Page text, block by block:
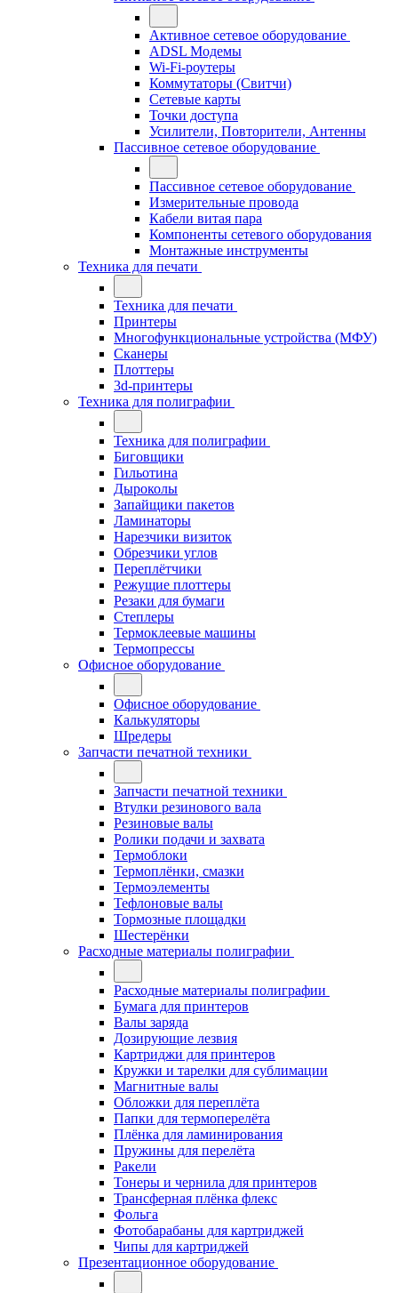
Активное сетевое оборудование
ADSL Модемы
Wi-Fi-роутеры
Коммутаторы (Свитчи)
Сетевые карты
Точки доступа
Усилители, Повторители, Антенны
Пассивное сетевое оборудование
Пассивное сетевое оборудование
Измерительные провода
Кабели витая пара
Компоненты сетевого оборудования
Монтажные инструменты
Техника для печати
Техника для печати
Принтеры
Многофункциональные устройства (МФУ)
Сканеры
Плоттеры
3d-принтеры
Техника для полиграфии
Техника для полиграфии
Биговщики
Гильотина
Дыроколы
Запайщики пакетов
Ламинаторы
Нарезчики визиток
Обрезчики углов
Переплётчики
Режущие плоттеры
Резаки для бумаги
Степлеры
Термоклеевые машины
Термопрессы
Офисное оборудование
Офисное оборудование
Калькуляторы
Шредеры
Запчасти печатной техники
Запчасти печатной техники
Втулки резинового вала
Резиновые валы
Ролики подачи и захвата
Термоблоки
Термоплёнки, смазки
Термоэлементы
Тефлоновые валы
Тормозные площадки
Шестерёнки
Расходные материалы полиграфии
Расходные материалы полиграфии
Бумага для принтеров
Валы заряда
Дозирующие лезвия
Картриджи для принтеров
Кружки и тарелки для сублимации
Магнитные валы
Обложки для переплёта
Папки для термоперелёта
Плёнка для ламинирования
Пружины для перелёта
Ракели
Тонеры и чернила для принтеров
Трансферная плёнка флекс
Фольга
Фотобарабаны для картриджей
Чипы для картриджей
Презентационное оборудование